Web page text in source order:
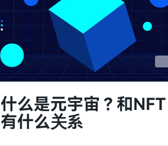
什么是元宇宙？和NFT
有什么关系